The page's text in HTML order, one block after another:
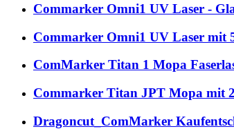
Commarker Omni1 UV Laser -
Commarker Omni1 UV Laser mit
ComMarker Titan 1 Mopa
Commarker Titan JPT Mopa mit
Dragoncut_ComMarker